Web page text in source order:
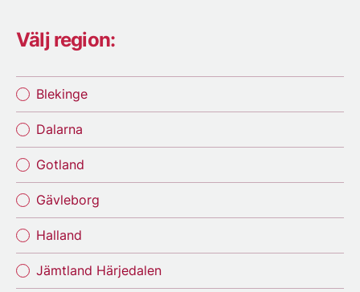
Välj region:
Blekinge
Dalarna
Gotland
Gävleborg
Halland
Jämtland Härjedalen